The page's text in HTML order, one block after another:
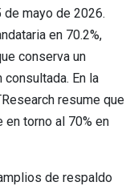
de mayo de 2026.
en 70.2%,
conserva un
En la
resume que
torno al 70% en
de respaldo